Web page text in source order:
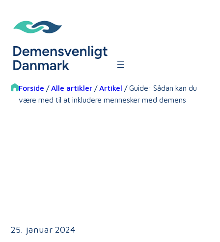
indhold
Forside /Alle artikler /Artikel /Guide: Sådan kan du
være med til at inkludere mennesker med demens
25. januar 2024